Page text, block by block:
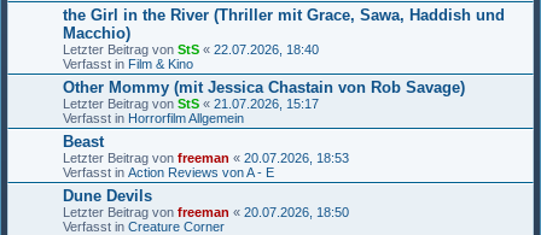
the Girl in the River (Thriller mit Grace, Sawa, Haddish und
Macchio)
Letzter Beitrag von StS « 22.07.2026, 18:40
Verfasst in Film & Kino
Other Mommy (mit Jessica Chastain von Rob Savage)
Letzter Beitrag von StS « 21.07.2026, 15:17
Verfasst in Horrorfilm Allgemein
Beast
Letzter Beitrag von freeman « 20.07.2026, 18:53
Verfasst in Action Reviews von A - E
Dune Devils
Letzter Beitrag von freeman « 20.07.2026, 18:50
Verfasst in Creature Corner